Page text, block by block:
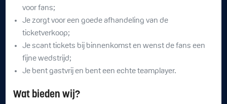
voor fans;
Je zorgt voor een goede afhandeling van de
ticketverkoop;
Je scant tickets bij binnenkomst en wenst de fans een
fijne wedstrijd;
Je bent gastvrij en bent een echte teamplayer.
Wat bieden wij?